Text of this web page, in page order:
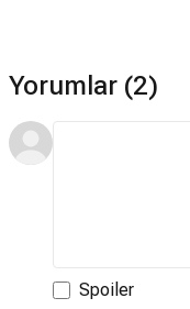
Yorumlar (2)
Spoiler